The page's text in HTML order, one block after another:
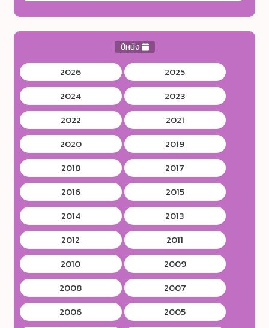
ปีหนัง
2026
2025
2024
2023
2022
2021
2020
2019
2018
2017
2016
2015
2014
2013
2012
2011
2010
2009
2008
2007
2006
2005